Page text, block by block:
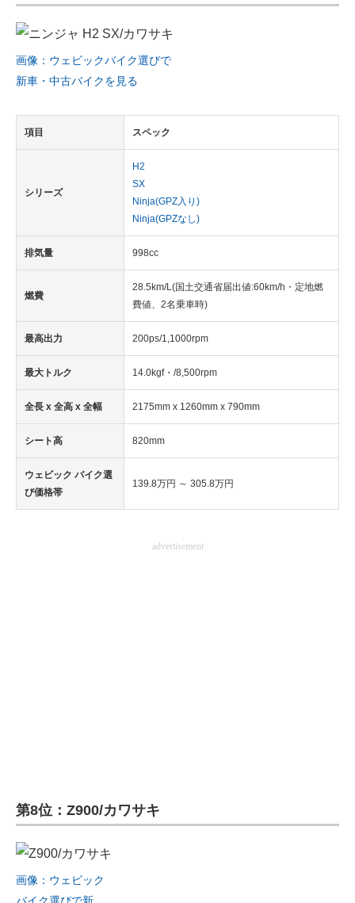
画像：ウェビックバイク選びで
新車・中古バイクを見る
項目 スペック
シリーズ
H2
SX
Ninja(GPZ入り)
Ninja(GPZなし)
排気量 998cc
燃費
28.5km/L(国土交通省届出値:60km/h・定地燃
費値、2名乗車時)
最高出力 200ps/1,1000rpm
最大トルク 14.0kgf・/8,500rpm
全長 x 全高 x 全幅 2175mm x 1260mm x 790mm
シート高 820mm
ウェビック バイク選
び価格帯
139.8万円 ～ 305.8万円
advertisement
第8位：Z900/カワサキ
画像：ウェビック